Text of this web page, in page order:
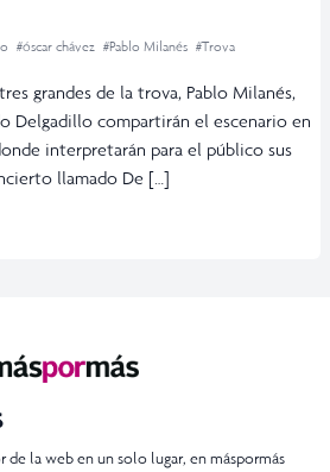
#óscar chávez #Pablo Milanés #Trova
grandes de la trova, Pablo Milanés,
Delgadillo compartirán el escenario en
interpretarán para el público sus
llamado De […]
la web en un solo lugar, en máspormás